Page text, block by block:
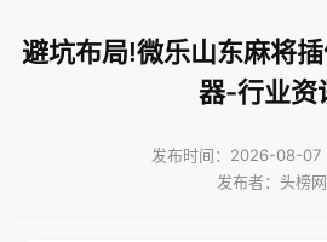
避坑布局!微乐山东麻将
器-行业资
发布时间：2026-08-07
发布者：头榜网